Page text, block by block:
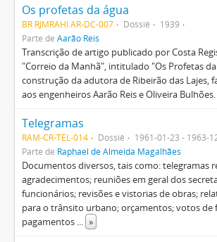
Os profetas da água
BR RJMRAHI AR-DC-007 Dossiê
1939
Parte de Aarão Reis
Transcrição de artigo publicado por Costa
"Correio da Manhã", intitulado "Os Profetas
construção da adutora de Ribeirão das Lajes,
aos engenheiros Aarão Reis e Oliveira Bulhões.
Telegramas
RAM-CR-TEL-014 Dossiê
1961-01-23 - 1963-
Parte de Raphael de Almeida Magalhães
Documentos diversos, tais como: telegramas
agradecimentos; reuniões em geral dos
funcionários; revisões e vistorias de obras;
para o trânsito urbano; orçamentos; votos de
pagamentos ... »